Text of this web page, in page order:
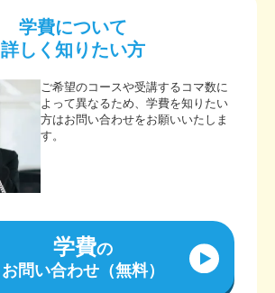
学費について
詳しく知りたい方
ご希望のコースや受講するコマ数に
よって異なるため、学費を知りたい
方はお問い合わせをお願いいたしま
す。
学費の
お問い合わせ（無料）